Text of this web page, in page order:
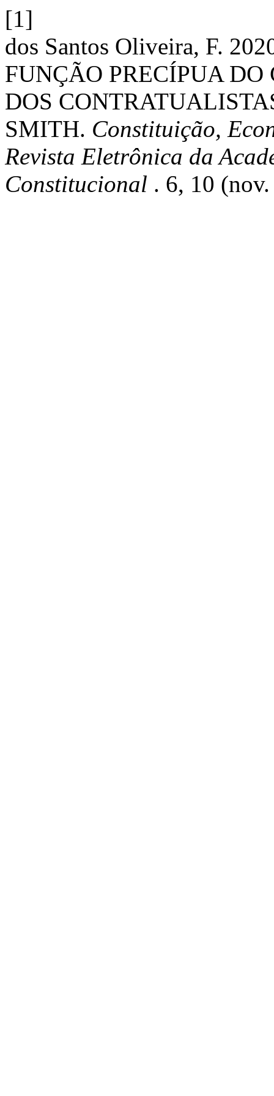
[1]
dos Santos Oliveira, F.
FUNÇÃO PRECÍPUA
DOS
SMITH. Constituição,
Revista Eletrônica da
Constitucional . 6, 10